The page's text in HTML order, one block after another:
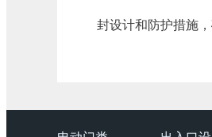
封设计和防护措施